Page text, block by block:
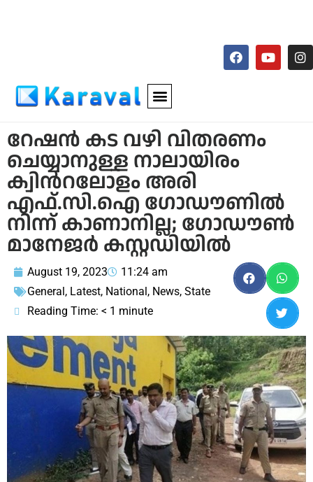
റേഷൻ കട വഴി വിതരണം
ചെയ്യാനുള്ള നാലായിരം
ക്വിന്‍റലോളം അരി
എഫ്.സി.ഐ ഗോഡൗണിൽ
നിന്ന് കാണാനില്ല; ഗോഡൗൺ
മാനേജർ കസ്റ്റഡിയിൽ
August 19, 2023
11:24 am
General, Latest, National, News, State
Reading Time: < 1 minute